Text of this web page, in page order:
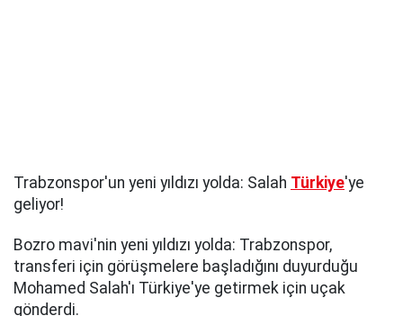
Trabzonspor'un yeni yıldızı yolda: Salah Türkiye'ye
geliyor!
Bozro mavi'nin yeni yıldızı yolda: Trabzonspor,
transferi için görüşmelere başladığını duyurduğu
Mohamed Salah'ı Türkiye'ye getirmek için uçak
gönderdi.